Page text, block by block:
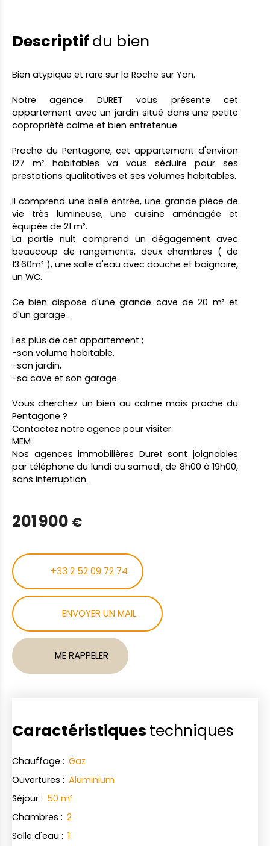
Descriptif du bien
Bien atypique et rare sur la Roche sur Yon.
Notre agence DURET vous présente cet
appartement avec un jardin situé dans une petite
copropriété calme et bien entretenue.
Proche du Pentagone, cet appartement d'environ
127 m² habitables va vous séduire pour ses
prestations qualitatives et ses volumes habitables.
Il comprend une belle entrée, une grande pièce de
vie très lumineuse, une cuisine aménagée et
équipée de 21 m².
La partie nuit comprend un dégagement avec
beaucoup de rangements, deux chambres ( de
13.60m² ), une salle d'eau avec douche et baignoire,
un WC.
Ce bien dispose d'une grande cave de 20 m² et
d'un garage .
Les plus de cet appartement ;
-son volume habitable,
-son jardin,
-sa cave et son garage.
Vous cherchez un bien au calme mais proche du
Pentagone ?
Contactez notre agence pour visiter.
MEM
Nos agences immobilières Duret sont joignables
par téléphone du lundi au samedi, de 8h00 à 19h00,
sans interruption.
201 900 €
+33 2 52 09 72 74
ENVOYER UN MAIL
ME RAPPELER
Caractéristiques techniques
Chauffage : Gaz
Ouvertures : Aluminium
Séjour : 50 m²
Chambres : 2
Salle d'eau : 1